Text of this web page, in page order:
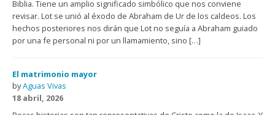
Biblia. Tiene un amplio significado simbólico que nos conviene
revisar. Lot se unió al éxodo de Abraham de Ur de los caldeos. Los
hechos posteriores nos dirán que Lot no seguía a Abraham guiado
por una fe personal ni por un llamamiento, sino […]
El matrimonio mayor
byAguas Vivas
18 abril, 2026